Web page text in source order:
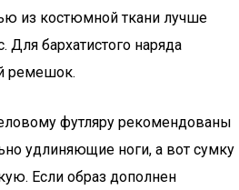
из костюмной ткани лучше
Для бархатистого наряда
ремешок.
футляру рекомендованы
удлиняющие ноги, а вот сумку
Если образ дополнен